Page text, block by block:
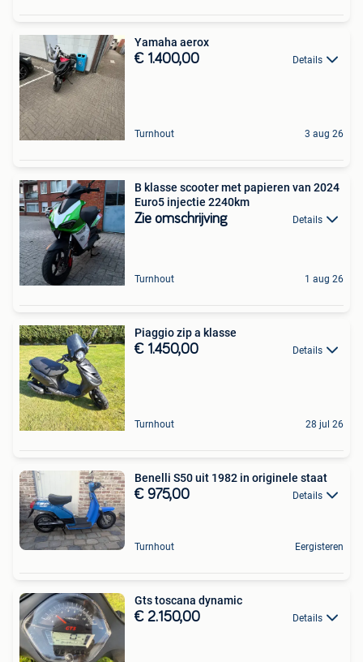
Yamaha aerox
€ 1.400,00 Details
Turnhout 3 aug 26
B klasse scooter met papieren van 2024
Euro5 injectie 2240km
Zie omschrijving Details
Turnhout 1 aug 26
Piaggio zip a klasse
€ 1.450,00 Details
Turnhout 28 jul 26
Benelli S50 uit 1982 in originele staat
€ 975,00 Details
Turnhout Eergisteren
Gts toscana dynamic
€ 2.150,00 Details